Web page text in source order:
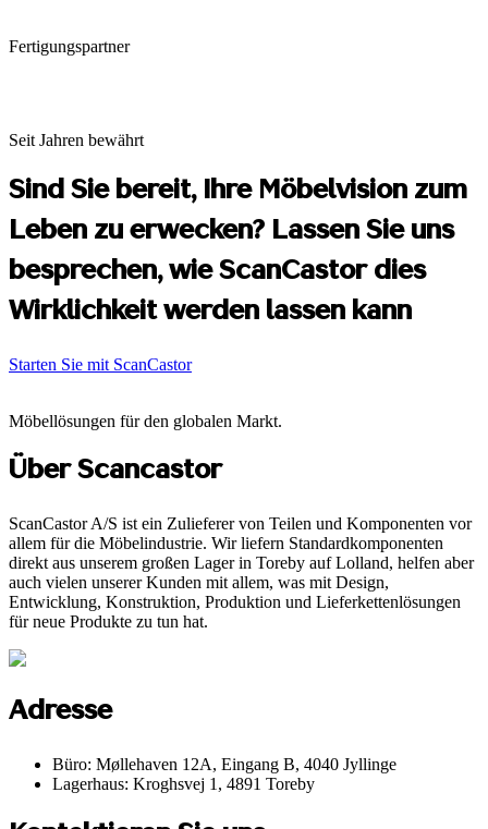
Fertigungspartner
Seit Jahren bewährt
Sind Sie bereit, Ihre Möbelvision zum
Leben zu erwecken? Lassen Sie uns
besprechen, wie ScanCastor dies
Wirklichkeit werden lassen kann
Starten Sie mit ScanCastor
Möbellösungen für den globalen Markt.
Über Scancastor
ScanCastor A/S ist ein Zulieferer von Teilen und Komponenten vor
allem für die Möbelindustrie. Wir liefern Standardkomponenten
direkt aus unserem großen Lager in Toreby auf Lolland, helfen aber
auch vielen unserer Kunden mit allem, was mit Design,
Entwicklung, Konstruktion, Produktion und Lieferkettenlösungen
für neue Produkte zu tun hat.
Adresse
Büro: Møllehaven 12A, Eingang B, 4040 Jyllinge
Lagerhaus: Kroghsvej 1, 4891 Toreby